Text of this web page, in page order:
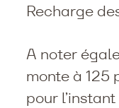
Recharge
A noter
monte à 125
pour